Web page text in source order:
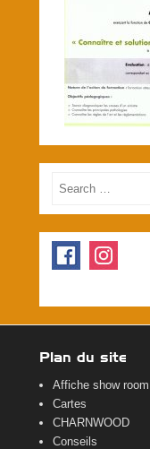
Search
Plan du site
Affiche show room
Cartes
CHARNWOOD
Conseils